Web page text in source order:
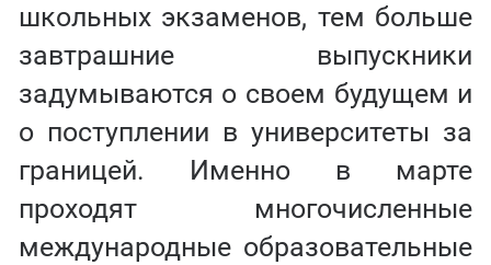
школьных экзаменов, тем больше
завтрашние выпускники
задумываются о своем будущем и
о поступлении в университеты за
границей. Именно в марте
проходят многочисленные
международные образовательные